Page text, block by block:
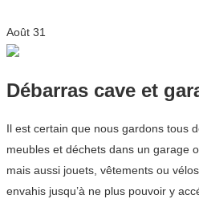
Août 31
Débarras cave et
Il est certain que nous gardons tous
meubles et déchets dans un garage
mais aussi jouets, vêtements ou
envahis jusqu’à ne plus pouvoir y